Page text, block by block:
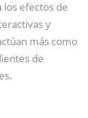
efectos de
y
más como
de